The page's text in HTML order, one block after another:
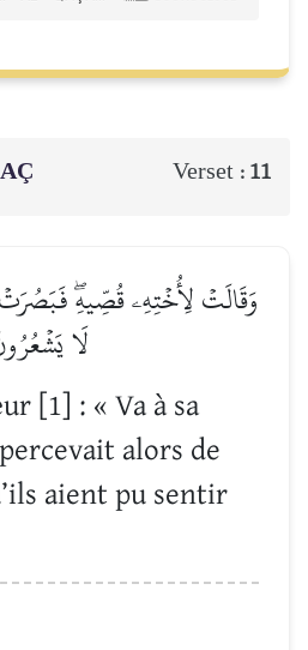
Verset : 11
وَقَالَتۡ لِأُخۡتِهِۦ قُصِّيهِۖ
لَا
[1] : « Va à sa
alors de
aient pu sentir